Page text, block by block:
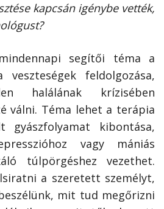
kapcsán igénybe vették,
segítői téma a
feldolgozása,
halálának krízisében
válni. Téma lehet a terápia
gyászfolyamat kibontása,
vagy mániás
túlpörgéshez vezethet.
a szeretett személyt,
mit tud megőrizni